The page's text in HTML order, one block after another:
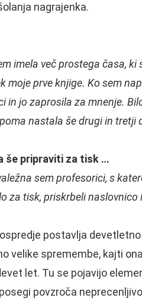
nagrajenka.
imela več prostega časa, ki
moje prve knjige. Ko sem
in jo zaprosila za mnenje.
nastala še drugi in tretji
še pripraviti za tisk …
sem profesorici, s
za tisk, priskrbeli naslovnico
postavlja
velike spremembe, kajti
let. Tu se pojavijo
povzroča